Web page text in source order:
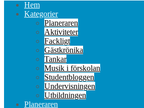
Hem
Kategorier
Planeraren
Aktiviteter
Fackligt
Gästkrönika
Tankar
Musik i förskolan
Studentbloggen
Undervisningen
Utbildningen
Planeraren